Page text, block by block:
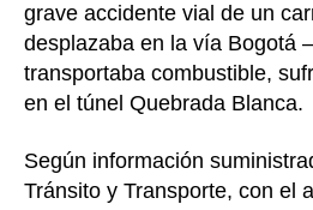
grave accidente vial de un
desplazaba en la vía Bogotá
transportaba combustible,
en el túnel Quebrada Blanca.
Según información
Tránsito y Transporte, con el